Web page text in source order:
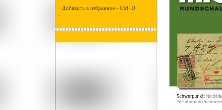
• Добавить в избранное - Ctrl+D
•